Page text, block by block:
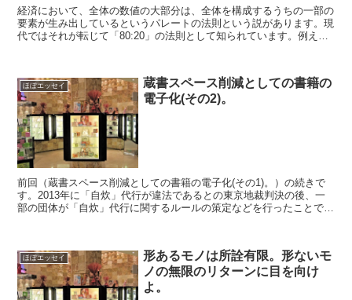
経済において、全体の数値の大部分は、全体を構成するうちの一部の
要素が生み出しているというパレートの法則という説があります。現
代ではそれが転じて「80:20」の法則として知られています。例え
ほぼエッセイ
蔵書スペース削減としての書籍の
電子化(その2)。
前回（蔵書スペース削減としての書籍の電子化(その1)。）の続きで
す。2013年に「自炊」代行が違法であるとの東京地裁判決の後、一
部の団体が「自炊」代行に関するルールの策定などを行ったことで、
ほぼエッセイ
形あるモノは所詮有限。形ないモ
ノの無限のリターンに目を向け
よ。